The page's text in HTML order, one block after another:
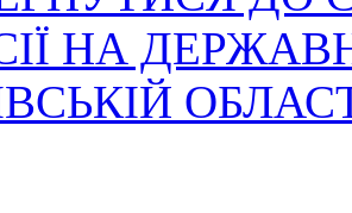
НА